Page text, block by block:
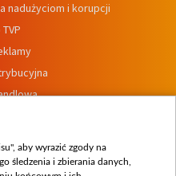
nadużyciom i korupcji
wewnętrznych
aby wyrazić zgody na
śledzenia i zbierania danych,